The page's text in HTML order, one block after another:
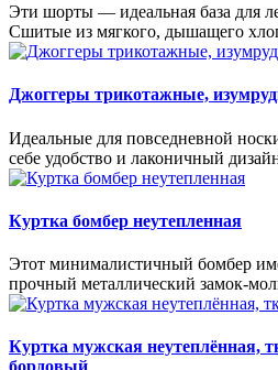
Эти шорты — идеальная база для
Сшитые из мягкого, дышащего
Джоггеры трикотажные,
Идеальные для повседневной
себе удобство и лаконичный
Куртка бомбер неутепленная
Этот минималистичный бомбер
прочный металлический
Куртка мужская неутеплённая,